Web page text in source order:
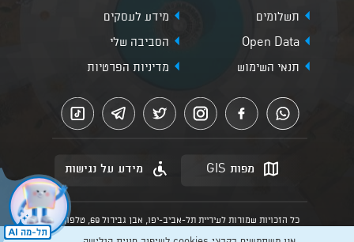
תשלומים
מידע לעסקים
Open Data
הסביבה שלי
תנאי השימוש
מדיניות הפרטיות
מפות GIS מידע על נגישות
כל הזכויות שמורות לעיריית תל-אביב-יפו, אבן גבירול 69, טלפון: